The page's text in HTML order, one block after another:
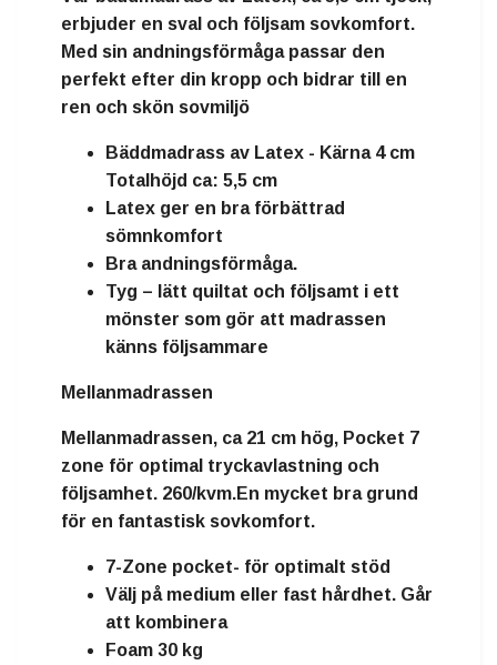
erbjuder en sval och följsam sovkomfort.
Med sin andningsförmåga passar den
perfekt efter din kropp och bidrar till en
ren och skön sovmiljö
Bäddmadrass av Latex - Kärna 4 cm
Totalhöjd ca: 5,5 cm
Latex ger en bra förbättrad
sömnkomfort
Bra andningsförmåga.
Tyg – lätt quiltat och följsamt i ett
mönster som gör att madrassen
känns följsammare
Mellanmadrassen
Mellanmadrassen, ca 21 cm hög, Pocket 7
zone för optimal tryckavlastning och
följsamhet. 260/kvm.En mycket bra grund
för en fantastisk sovkomfort.
7-Zone pocket- för optimalt stöd
Välj på medium eller fast hårdhet. Går
att kombinera
Foam 30 kg